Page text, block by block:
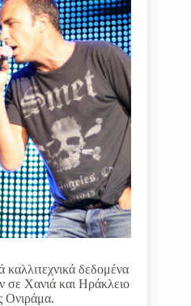
καλλιτεχνικά δεδομένα
σε Χανιά και Ηράκλειο
Ονιράμα.